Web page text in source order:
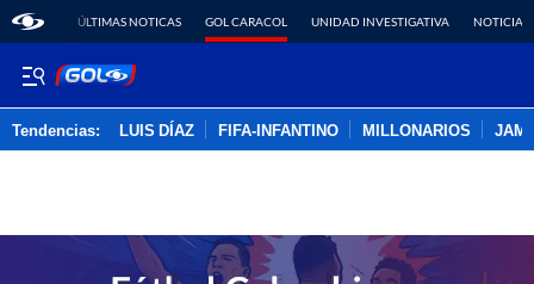
ÚLTIMAS NOTICAS GOL CARACOL UNIDAD INVESTIGATIVA NOTICIAS
Tendencias: LUIS DÍAZ FIFA-INFANTINO MILLONARIOS